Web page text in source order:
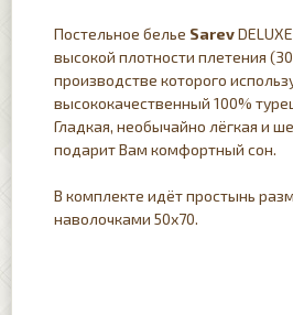
Постельное белье Sarev
высокой плотности плетения
производстве которого
высококачественный 100%
Гладкая, необычайно лёгкая и
подарит Вам комфортный сон.
В комплекте идёт простынь
наволочками 50х70.